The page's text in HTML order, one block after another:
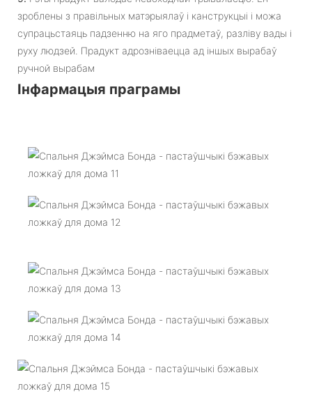
зроблены з правільных матэрыялаў і канструкцыі і можа
супрацьстаяць падзенню на яго прадметаў, разліву вады і
руху людзей. Прадукт адрозніваецца ад іншых вырабаў
ручной вырабам
Інфармацыя праграмы